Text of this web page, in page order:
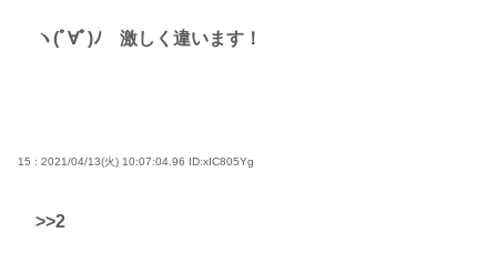
ヽ(ﾟ∀ﾟ)ﾉ 激しく違います！
15 : 2021/04/13(火) 10:07:04.96 ID:xIC805Yg
>>2